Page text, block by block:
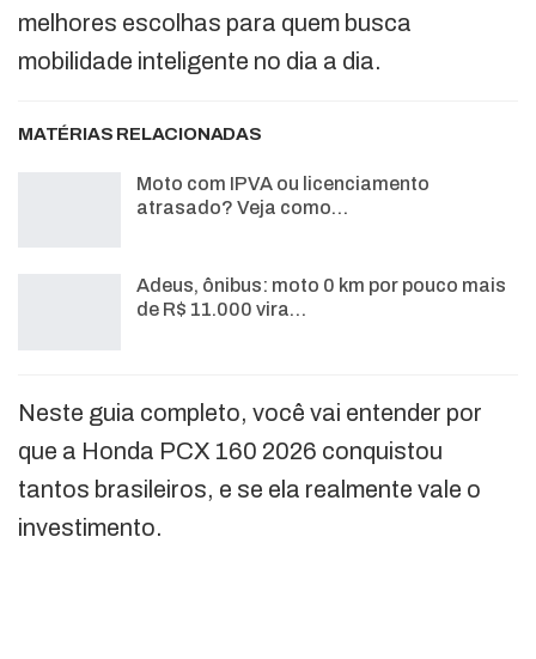
melhores escolhas para quem busca
mobilidade inteligente no dia a dia.
MATÉRIAS RELACIONADAS
Moto com IPVA ou licenciamento
atrasado? Veja como…
Adeus, ônibus: moto 0 km por pouco mais
de R$ 11.000 vira…
Neste guia completo, você vai entender por
que a Honda PCX 160 2026 conquistou
tantos brasileiros, e se ela realmente vale o
investimento.